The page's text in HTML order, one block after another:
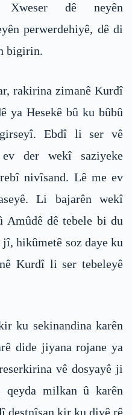
Xweser dê neyên
perwerdehiyê, dê di
bigirin.
rakirina zimanê Kurdî
ya Hesekê bû ku bûbû
girseyî. Ebdî li ser vê
der wekî saziyeke
nivîsand. Lê me ev
Li bajarên wekî
Amûdê dê tebele bi du
hikûmetê soz daye ku
Kurdî li ser tebeleyê
ku sekinandina karên
dide jiyana rojane ya
vê dosyayê ji
qeyda milkan û karên
destnîşan kir ku divê rê